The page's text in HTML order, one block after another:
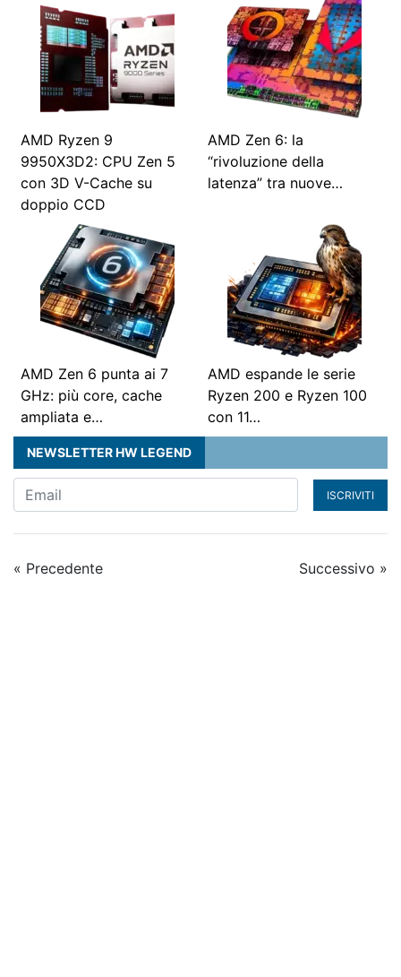
AMD Ryzen 9
9950X3D2: CPU Zen 5
con 3D V-Cache su
doppio CCD
AMD Zen 6: la
“rivoluzione della
latenza” tra nuove…
AMD Zen 6 punta ai 7
GHz: più core, cache
ampliata e…
AMD espande le serie
Ryzen 200 e Ryzen 100
con 11…
NEWSLETTER HW LEGEND
ISCRIVITI
« Precedente Successivo »